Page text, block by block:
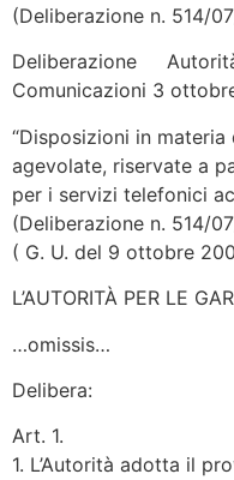
(Deliberazione n. 514/
Deliberazione
Comunicazioni 3
“Disposizioni in
agevolate, riservate a
per i servizi telefonici
(Deliberazione n. 514/
( G. U. del 9 ottobre
L’AUTORITÀ PER LE
…omissis…
Delibera:
Art. 1.
1. L’Autorità adotta il